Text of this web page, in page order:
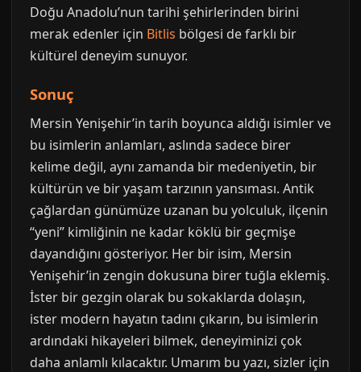
Doğu Anadolu’nun tarihi şehirlerinden birini
merak edenler için Bitlis bölgesi de farklı bir
kültürel deneyim sunuyor.
Sonuç
Mersin Yenişehir’in tarih boyunca aldığı isimler ve
bu isimlerin anlamları, aslında sadece birer
kelime değil, aynı zamanda bir medeniyetin, bir
kültürün ve bir yaşam tarzının yansıması. Antik
çağlardan günümüze uzanan bu yolculuk, ilçenin
“yeni” kimliğinin ne kadar köklü bir geçmişe
dayandığını gösteriyor. Her bir isim, Mersin
Yenişehir’in zengin dokusuna birer tuğla eklemiş.
İster bir gezgin olarak bu sokaklarda dolaşın,
ister modern hayatın tadını çıkarın, bu isimlerin
ardındaki hikayeleri bilmek, deneyiminizi çok
daha anlamlı kılacaktır. Umarım bu yazı, sizler için